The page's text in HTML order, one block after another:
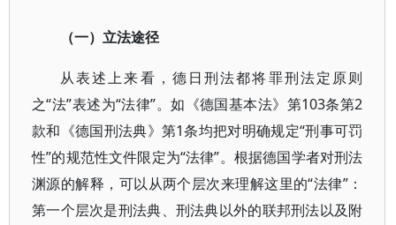
（一）立法途径
从表述上来看，德日刑法都将罪刑法定原则
之“法”表述为“法律”。如《德国基本法》第103条第2
款和《德国刑法典》第1条均把对明确规定“刑事可罚
性”的规范性文件限定为“法律”。根据德国学者对刑法
渊源的解释，可以从两个层次来理解这里的“法律”：
第一个层次是刑法典、刑法典以外的联邦刑法以及附